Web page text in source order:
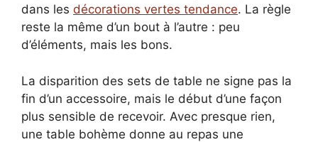
dans les décorations vertes tendance. La règle
reste la même d’un bout à l’autre : peu
d’éléments, mais les bons.
La disparition des sets de table ne signe pas la
fin d’un accessoire, mais le début d’une façon
plus sensible de recevoir. Avec presque rien,
une table bohème donne au repas une